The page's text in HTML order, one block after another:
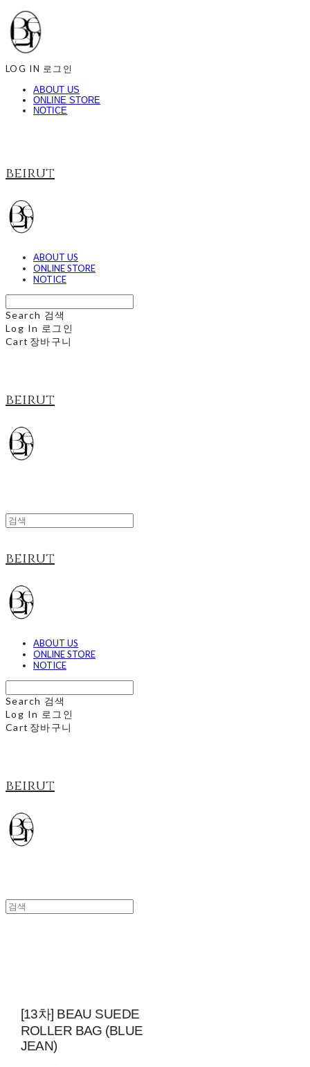
LOG IN 로그인
ABOUT US
ONLINE STORE
NOTICE
beirut
ABOUT US
ONLINE STORE
NOTICE
Search 검색
Log In 로그인
Cart 장바구니
beirut
beirut
ABOUT US
ONLINE STORE
NOTICE
Search 검색
Log In 로그인
Cart 장바구니
beirut
[13차] BEAU SUEDE
ROLLER BAG (BLUE
JEAN)